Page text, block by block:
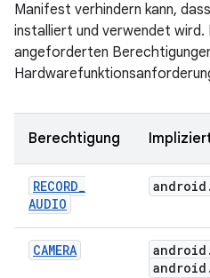
Manifest verhindern kann,
installiert und verwendet wird.
angeforderten
Berechtigung
RECORD_
AUDIO
android .
CAMERA android .
android .